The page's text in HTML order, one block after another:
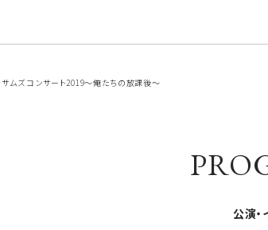
ムズ コンサート2019～俺たちの放課後～
公演・